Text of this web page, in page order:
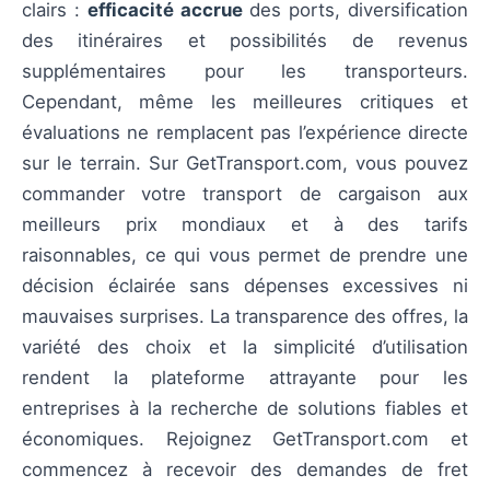
clairs : efficacité accruedes ports, diversification
des itinéraires et possibilités de revenus
supplémentaires pour les transporteurs.
Cependant, même les meilleures critiques et
évaluations ne remplacent pas l’expérience directe
sur le terrain. Sur GetTransport.com, vous pouvez
commander votre transport de cargaison aux
meilleurs prix mondiaux et à des tarifs
raisonnables, ce qui vous permet de prendre une
décision éclairée sans dépenses excessives ni
mauvaises surprises. La transparence des offres, la
variété des choix et la simplicité d’utilisation
rendent la plateforme attrayante pour les
entreprises à la recherche de solutions fiables et
économiques. Rejoignez GetTransport.com et
commencez à recevoir des demandes de fret